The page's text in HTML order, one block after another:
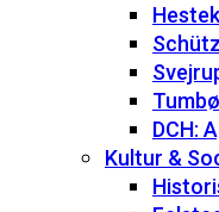
DCH:
Kultur &